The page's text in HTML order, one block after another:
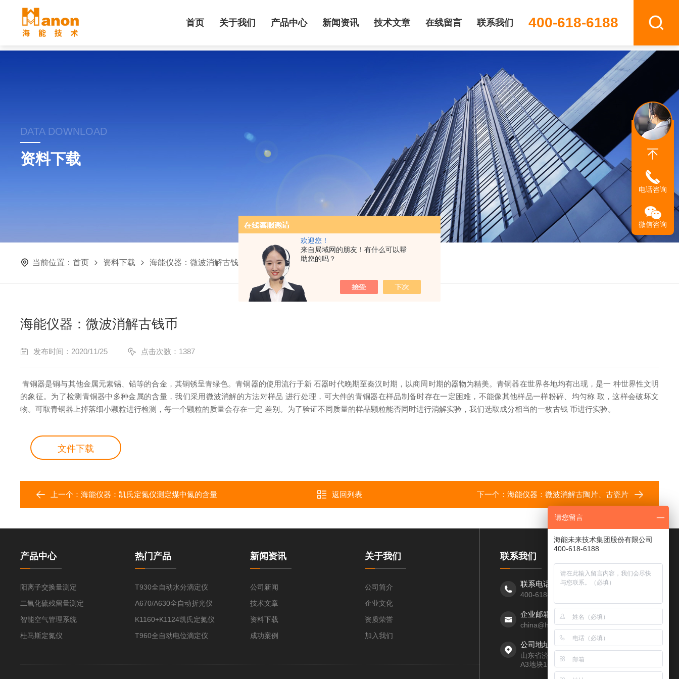
欢迎您！
来自局域网的朋友！有什么可以帮
助您的吗？
400-618-6188
首页 关于我们 产品中心 新闻资讯 技术文章 在线留言 联系我们
DATA DOWNLOAD
资料下载
当前位置： 首页 资料下载 海能仪器：微波消解古钱币
海能仪器：微波消解古钱币
发布时间：2020/11/25 点击次数：1387
青铜器是铜与其他金属元素锡、铅等的合金，其铜锈呈青绿色。青铜器的使用流行于新 石器时代晚期至秦汉时期，以商周时期的器物为精美。青铜器在世界各地均有出现，是一 种世界性文明
的象征。为了检测青铜器中多种金属的含量，我们采用微波消解的方法对样品 进行处理，可大件的青铜器在样品制备时存在一定困难，不能像其他样品一样粉碎、均匀称 取，这样会破坏文
物。可取青铜器上掉落细小颗粒进行检测，每一个颗粒的质量会存在一定 差别。为了验证不同质量的样品颗粒能否同时进行消解实验，我们选取成分相当的一枚古钱 币进行实验。
文件下载
上一个： 海能仪器：凯氏定氮仪测定煤中氮的含量 返回列表 下一个： 海能仪器：微波消解古陶片、古瓷片
联系我们
联系电话：
400-618-6188
企业邮箱：
china@hanon.cc
公司地址：
山东省济南市高新区经十路7000号汉峪金谷
A3地块1号楼第四层
产品中心
阳离子交换量测定
二氧化硫残留量测定
智能空气管理系统
杜马斯定氮仪
热门产品
T930全自动水分滴定仪
A670/A630全自动折光仪
K1160+K1124凯氏定氮仪
T960全自动电位滴定仪
新闻资讯
公司新闻
技术文章
资料下载
成功案例
关于我们
公司简介
企业文化
资质荣誉
加入我们
电话咨询
微信咨询
请您留言
海能未来技术集团股份有限公司
400-618-6188